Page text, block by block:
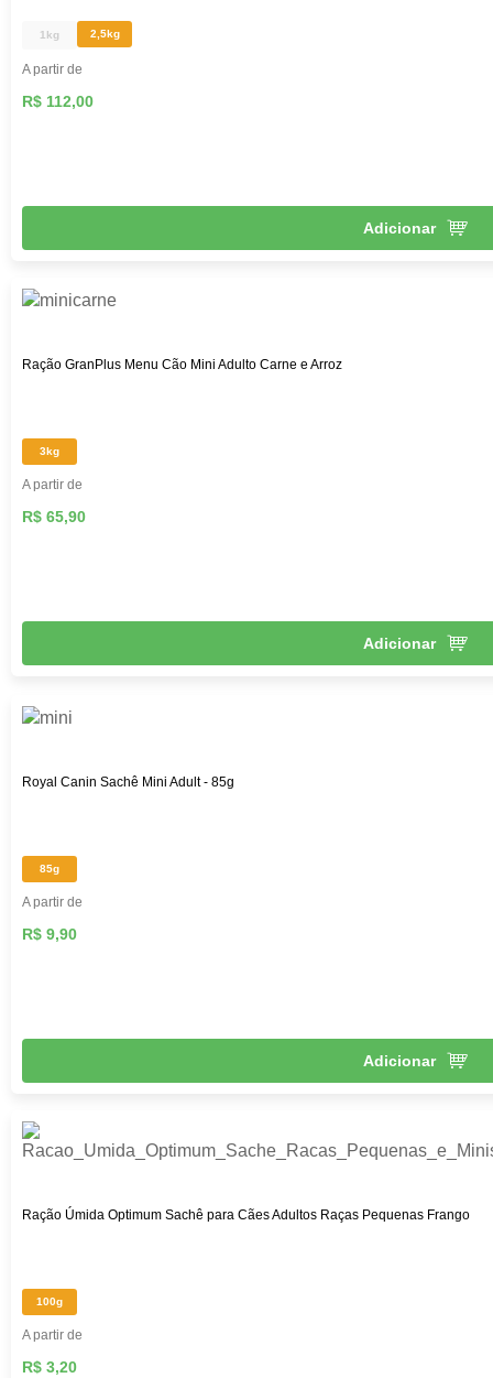
1kg 2,5kg
A partir de
R$ 112,00
Adicionar
Ração GranPlus Menu Cão Mini Adulto Carne e Arroz
3kg
A partir de
R$ 65,90
Adicionar
Royal Canin Sachê Mini Adult - 85g
85g
A partir de
R$ 9,90
Adicionar
Ração Úmida Optimum Sachê para Cães Adultos Raças Pequenas Frango
100g
A partir de
R$ 3,20